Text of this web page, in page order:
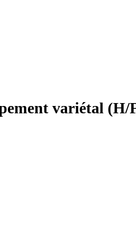
variétal (H/